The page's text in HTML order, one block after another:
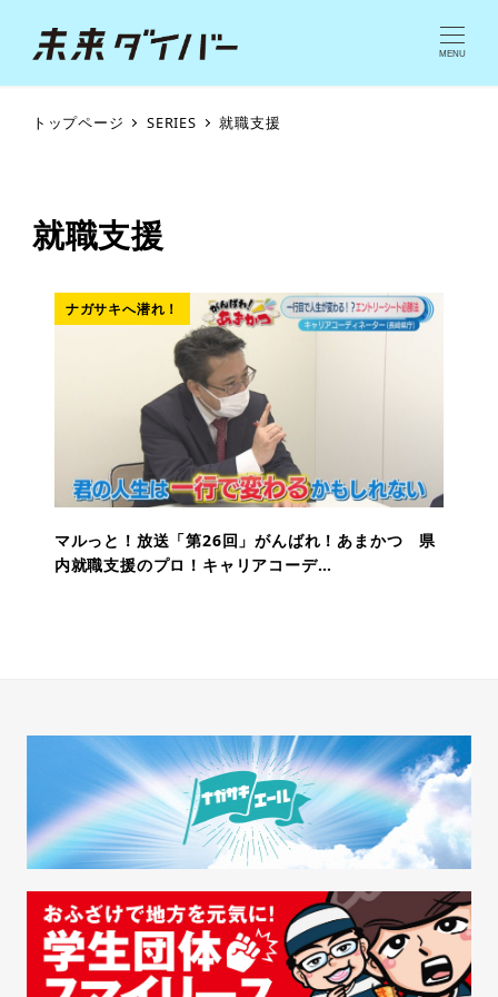
MENU
トップページ SERIES 就職支援
就職支援
ナガサキへ潜れ！
マルっと！放送「第26回」がんばれ！あまかつ 県
内就職支援のプロ！キャリアコーデ…